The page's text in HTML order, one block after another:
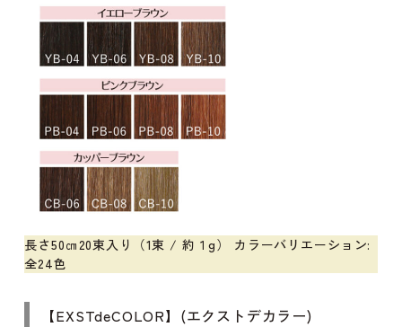
長さ50㎝20束入り（1束 / 約１g） カラーバリエーション:
全24色
【EXSTdeCOLOR】(エクストデカラー)